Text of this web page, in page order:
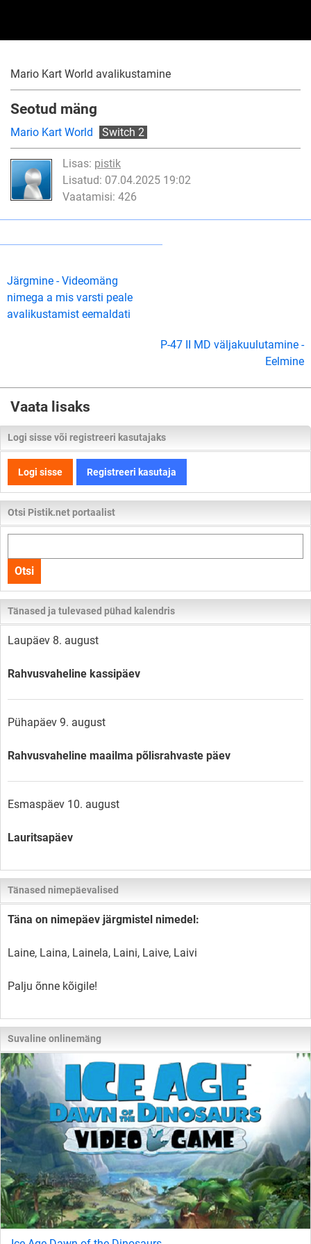
Mario Kart World avalikustamine
Seotud mäng
Mario Kart World Switch 2
Lisas: pistik
Lisatud: 07.04.2025 19:02
Vaatamisi: 426
Järgmine - Videomäng
nimega a mis varsti peale
avalikustamist eemaldati
P-47 II MD väljakuulutamine -
Eelmine
Vaata lisaks
Logi sisse või registreeri kasutajaks
Logi sisse Registreeri kasutaja
Otsi Pistik.net portaalist
kogu
lehelt
Otsi
Tänased ja tulevased pühad kalendris
Laupäev 8. august
Rahvusvaheline kassipäev
Pühapäev 9. august
Rahvusvaheline maailma põlisrahvaste päev
Esmaspäev 10. august
Lauritsapäev
Tänased nimepäevalised
Täna on nimepäev järgmistel nimedel:
Laine, Laina, Lainela, Laini, Laive, Laivi
Palju õnne kõigile!
Suvaline onlinemäng